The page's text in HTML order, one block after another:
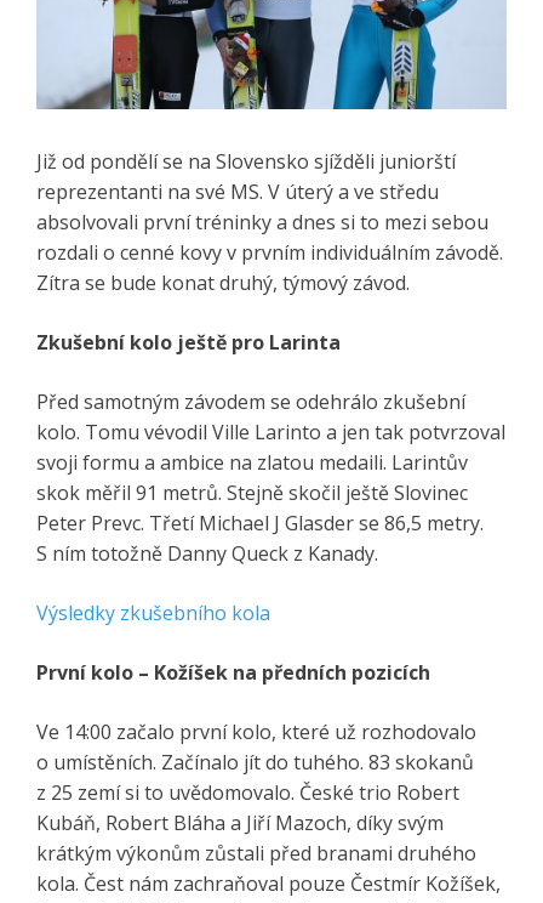
Již od pondělí se na Slovensko sjížděli juniorští
reprezentanti na své MS. V úterý a ve středu
absolvovali první tréninky a dnes si to mezi sebou
rozdali o cenné kovy v prvním individuálním závodě.
Zítra se bude konat druhý, týmový závod.
Zkušební kolo ještě pro Larinta
Před samotným závodem se odehrálo zkušební
kolo. Tomu vévodil Ville Larinto a jen tak potvrzoval
svoji formu a ambice na zlatou medaili. Larintův
skok měřil 91 metrů. Stejně skočil ještě Slovinec
Peter Prevc. Třetí Michael J Glasder se 86,5 metry.
S ním totožně Danny Queck z Kanady.
Výsledky zkušebního kola
První kolo – Kožíšek na předních pozicích
Ve 14:00 začalo první kolo, které už rozhodovalo
o umístěních. Začínalo jít do tuhého. 83 skokanů
z 25 zemí si to uvědomovalo. České trio Robert
Kubáň, Robert Bláha a Jiří Mazoch, díky svým
krátkým výkonům zůstali před branami druhého
kola. Čest nám zachraňoval pouze Čestmír Kožíšek,